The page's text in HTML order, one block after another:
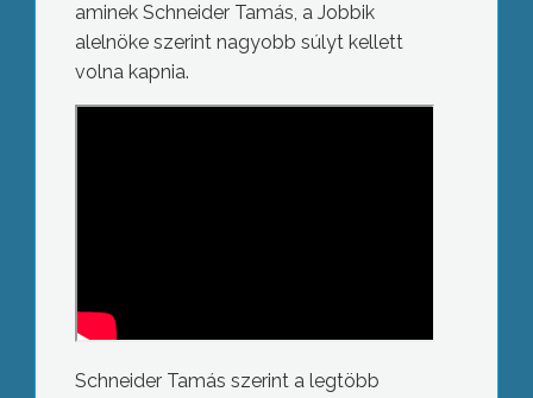
aminek Schneider Tamás, a Jobbik
alelnöke szerint nagyobb súlyt kellett
volna kapnia.
Schneider Tamás szerint a legtöbb